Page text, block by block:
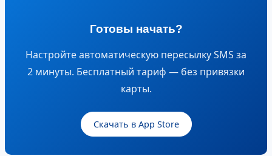
Готовы начать?
Настройте автоматическую пересылку SMS за
2 минуты. Бесплатный тариф — без привязки
карты.
Скачать в App Store